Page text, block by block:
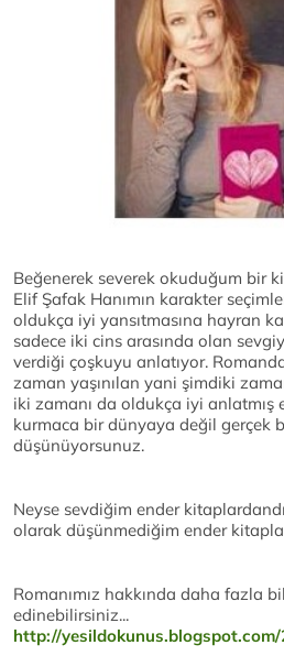
Beğenerek severek okuduğum bir
Elif Şafak Hanımın karakter
oldukça iyi yansıtmasına hayran
sadece iki cins arasında olan
verdiği çoşkuyu anlatıyor.
zaman yaşınılan yani şimdiki
iki zamanı da oldukça iyi anlatmış
kurmaca bir dünyaya değil gerçek
düşünüyorsunuz.
Neyse sevdiğim ender
olarak düşünmediğim ender
Romanımız hakkında daha fazla
edinebilirsiniz...
http://